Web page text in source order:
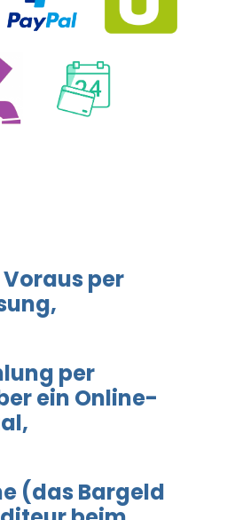
per
per
ein Online-
(das Bargeld